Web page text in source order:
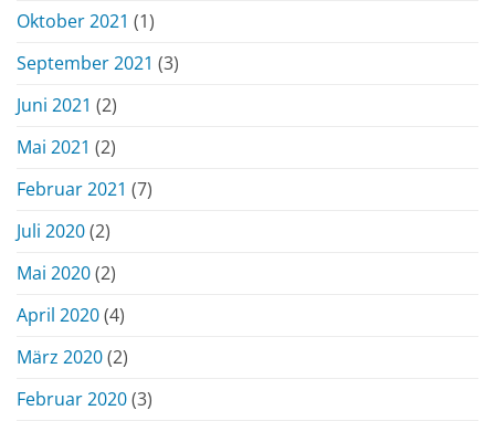
Oktober 2021 (1)
September 2021 (3)
Juni 2021 (2)
Mai 2021 (2)
Februar 2021 (7)
Juli 2020(2)
Mai 2020(2)
April 2020(4)
März 2020(2)
Februar 2020(3)